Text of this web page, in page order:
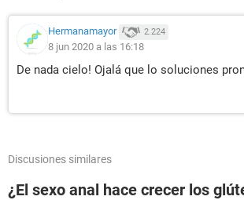
Hermanamayor 2.224
8 jun 2020 a las 16:18
De nada cielo! Ojalá que lo soluciones
Discusiones similares
¿El sexo anal hace crecer los